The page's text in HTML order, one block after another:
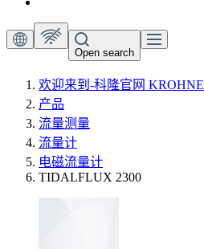
Open search
欢迎来到-科隆官网 KROHNE
产品
流量测量
流量计
电磁流量计
TIDALFLUX 2300